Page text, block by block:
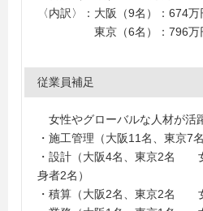
〈内訳〉：大阪（9名）：674
東京（6名）：796万
従業員補足
女性やグローバルな人材が活
・施工管理（大阪11名、東京7名
・設計（大阪4名、東京2名
身者2名）
・積算（大阪2名、東京2名